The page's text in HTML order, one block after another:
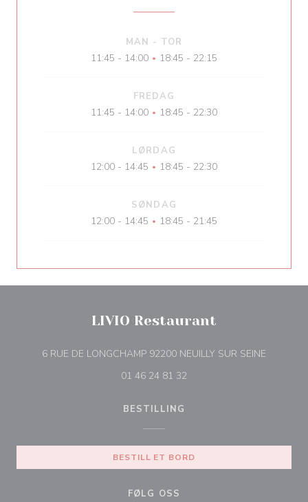
MAN - TOR
11:45 - 14:00 • 18:45 - 22:15
FREDAG
11:45 - 14:00 • 18:45 - 22:30
LØRDAG
12:00 - 14:45 • 18:45 - 22:30
SØNDAG
12:00 - 14:45 • 18:45 - 21:45
LIVIO Restaurant
6 RUE DE LONGCHAMP 92200 NEUILLY SUR SEINE
01 46 24 81 32
BESTILLING
BESTILL ET BORD
FØLG OSS